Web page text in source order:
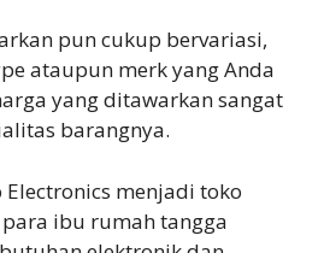
pun cukup bervariasi,
ataupun merk yang Anda
yang ditawarkan sangat
barangnya.
menjadi toko
ibu rumah tangga